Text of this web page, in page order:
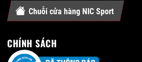
Chuỗi cửa hàng NIC Sport
CHÍNH SÁCH